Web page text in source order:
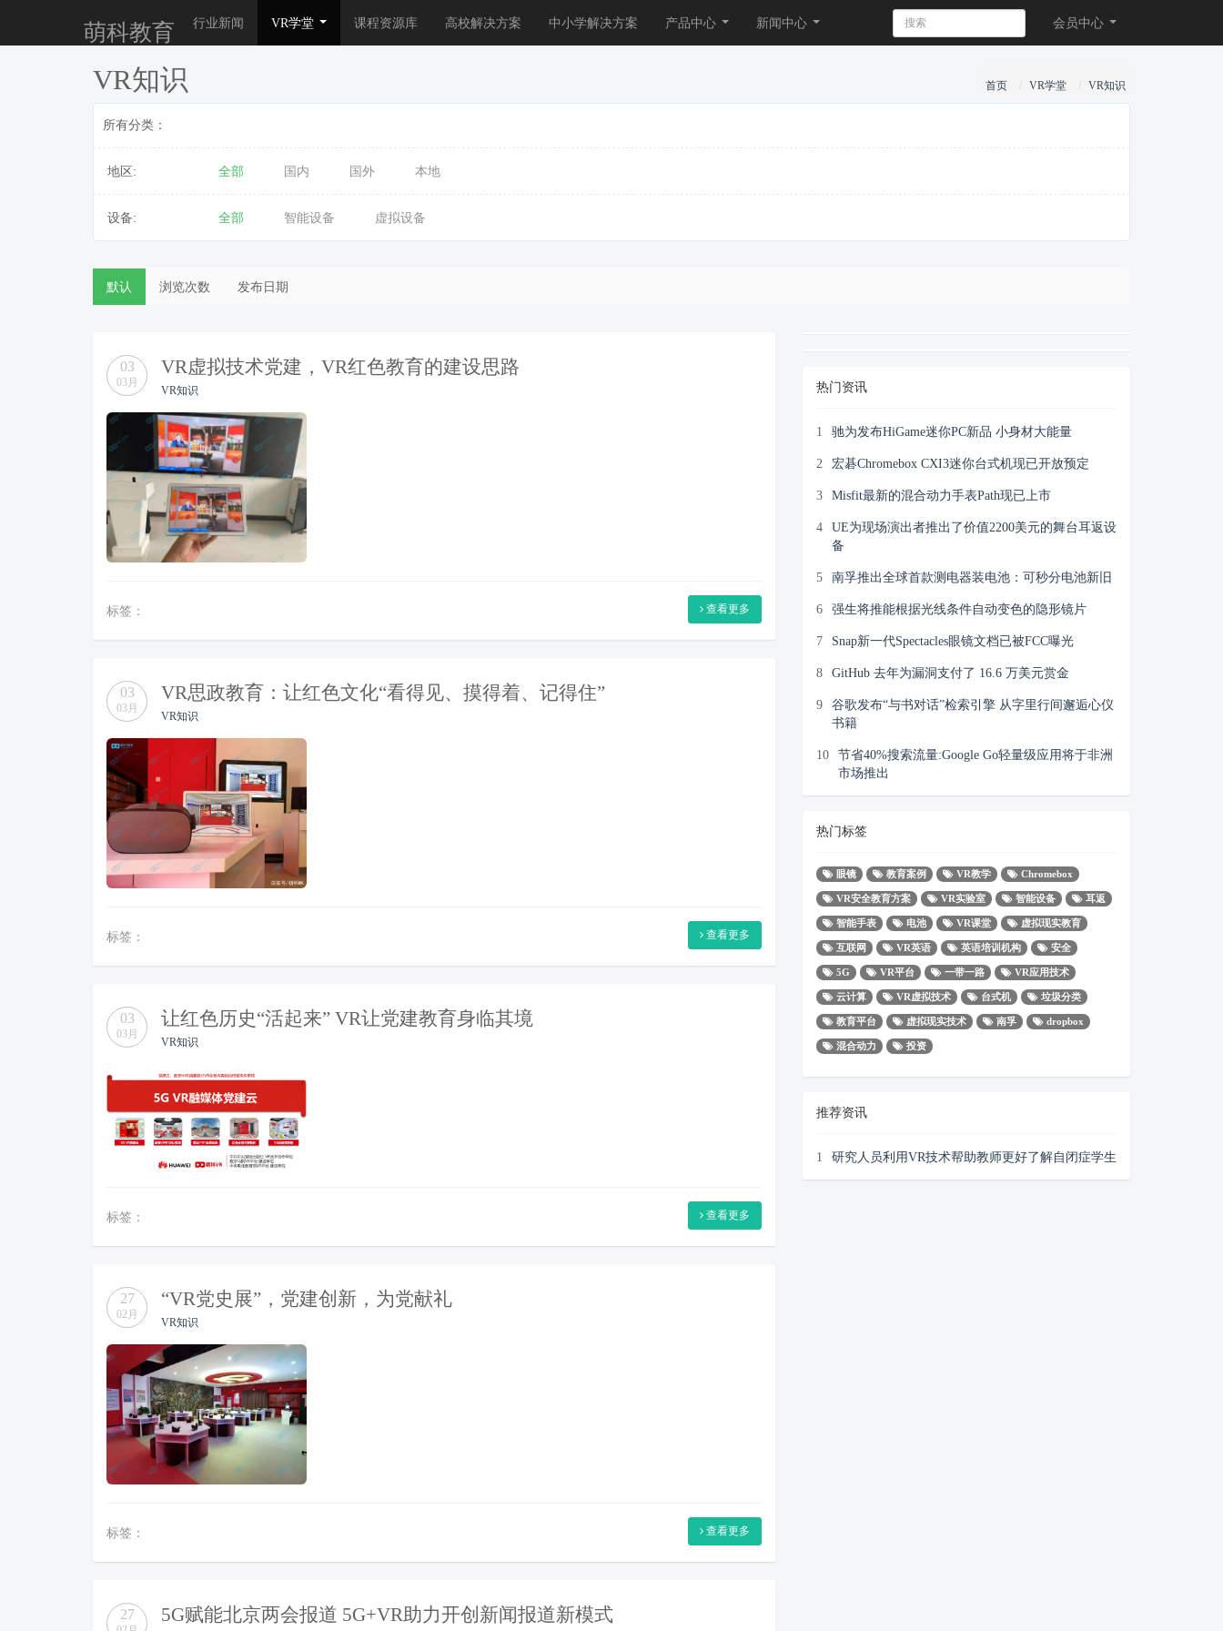
萌科教育 行业新闻 VR学堂 课程资源库 高校解决方案 中小学解决方案 产品中心 新闻中心 会员中心
VR知识 首页 VR学堂 VR知识
所有分类：
地区: 全部 国内 国外 本地
设备: 全部 智能设备 虚拟设备
默认 浏览次数 发布日期
03
03月
VR虚拟技术党建，VR红色教育的建设思路
VR知识
标签： 查看更多
03
03月
VR思政教育：让红色文化“看得见、摸得着、记得住”
VR知识
标签： 查看更多
03
03月
让红色历史“活起来” VR让党建教育身临其境
VR知识
标签： 查看更多
27
02月
“VR党史展”，党建创新，为党献礼
VR知识
标签： 查看更多
27 5G赋能北京两会报道 5G+VR助力开创新闻报道新模式
热门资讯
1 驰为发布HiGame迷你PC新品 小身材大能量
2 宏碁Chromebox CXI3迷你台式机现已开放预定
3 Misfit最新的混合动力手表Path现已上市
4
UE为现场演出者推出了价值2200美元的舞台耳返设
备
5 南孚推出全球首款测电器装电池：可秒分电池新旧
6 强生将推能根据光线条件自动变色的隐形镜片
7 Snap新一代Spectacles眼镜文档已被FCC曝光
8 GitHub 去年为漏洞支付了 16.6 万美元赏金
9
谷歌发布“与书对话”检索引擎 从字里行间邂逅心仪
书籍
10
节省40%搜索流量:Google Go轻量级应用将于非洲
市场推出
热门标签
眼镜 教育案例 VR教学 Chromebox
VR安全教育方案 VR实验室 智能设备 耳返
智能手表 电池 VR课堂 虚拟现实教育
互联网 VR英语 英语培训机构 安全
5G VR平台 一带一路 VR应用技术
云计算 VR虚拟技术 台式机 垃圾分类
教育平台 虚拟现实技术 南孚 dropbox
混合动力 投资
推荐资讯
1 研究人员利用VR技术帮助教师更好了解自闭症学生